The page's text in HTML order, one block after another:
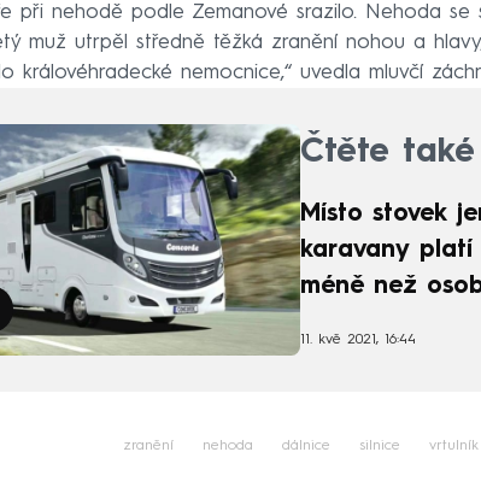
při nehodě podle Zemanové srazilo. Nehoda se
muž utrpěl středně těžká zranění nohou a
královéhradecké nemocnice,“ uvedla mluvčí
Čtěte také
Místo stovek
karavany
méně než
11. kvě 2021, 16:44
zranění nehoda dálnice silnice vrtulník